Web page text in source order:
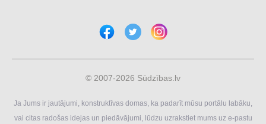
© 2007-2026 Sūdzības.lv
Ja Jums ir jautājumi, konstruktīvas domas, ka padarīt mūsu portālu labāku,
vai citas radošas idejas un piedāvājumi, lūdzu uzrakstiet mums uz e-pastu